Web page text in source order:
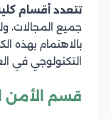
تتعدد أقسام
جميع المجالات،
بالاهتمام بهذه
التكنولوجي في
قسم الأمن